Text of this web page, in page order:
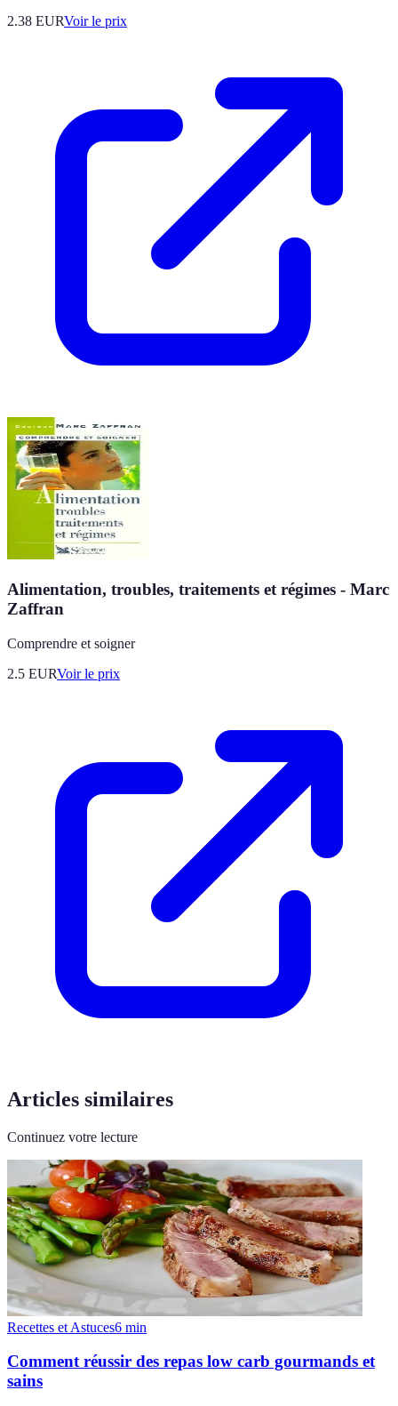
2.38 EURVoir le prix
Alimentation, troubles, traitements et régimes - Marc
Zaffran
Comprendre et soigner
2.5 EURVoir le prix
Articles similaires
Continuez votre lecture
Recettes et Astuces6 min
Comment réussir des repas low carb gourmands et
sains